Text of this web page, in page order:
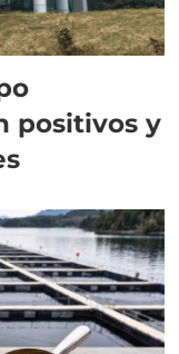
positivos y